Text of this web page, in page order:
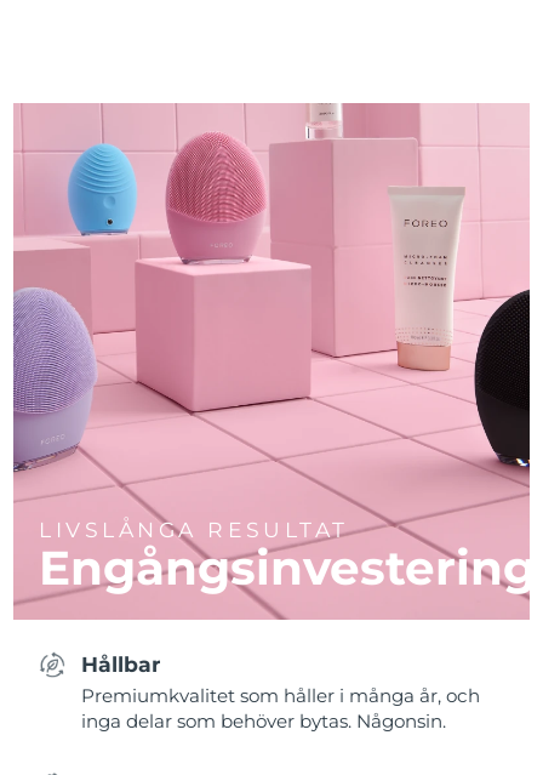
LIVSLÅNGA RESULTAT
Engångsinvestering
Hållbar
Premiumkvalitet som håller i många år, och
inga delar som behöver bytas. Någonsin.